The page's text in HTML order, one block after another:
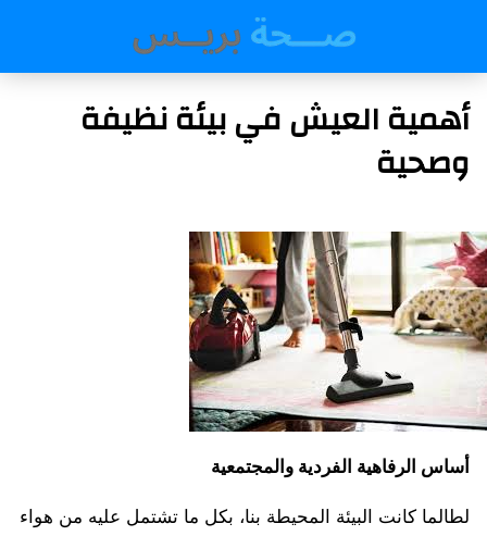
أهمية العيش في بيئة نظيفة
وصحية
أساس الرفاهية الفردية والمجتمعية
لطالما كانت البيئة المحيطة بنا، بكل ما تشتمل عليه من هواء